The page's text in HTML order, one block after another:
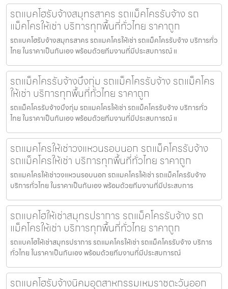
รถแบคโฮรับจ้างสมุทรสาคร รถแม็คโครรับจ้าง รถ
แม็คโครให้เช่า บริการทุกพื้นที่ทั่วไทย ราคาถูก
รถแบคโฮรับจ้างสมุทรสาคร รถแมคโครให้เช่า รถแม็คโครรับจ้าง บริการทั่ว
ไทย ในราคาเป็นกันเอง พร้อมด้วยทีมงานที่มีประสบการณ์ แ
รถแม็คโครรับจ้างบึงกุ่ม รถแม็คโครรับจ้าง รถแม็คโคร
ให้เช่า บริการทุกพื้นที่ทั่วไทย ราคาถูก
รถแม็คโครรับจ้างบึงกุ่ม รถแมคโครให้เช่า รถแม็คโครรับจ้าง บริการทั่ว
ไทย ในราคาเป็นกันเอง พร้อมด้วยทีมงานที่มีประสบการณ์ แ
รถแมคโครให้เช่าวงแหวนรอบนอก รถแม็คโครรับจ้าง
รถแม็คโครให้เช่า บริการทุกพื้นที่ทั่วไทย ราคาถูก
รถแมคโครให้เช่าวงแหวนรอบนอก รถแมคโครให้เช่า รถแม็คโครรับจ้าง
บริการทั่วไทย ในราคาเป็นกันเอง พร้อมด้วยทีมงานที่มีประสบการ
รถแบคโฮให้เช่าสมุทรปราการ รถแม็คโครรับจ้าง รถ
แม็คโครให้เช่า บริการทุกพื้นที่ทั่วไทย ราคาถูก
รถแบคโฮให้เช่าสมุทรปราการ รถแมคโครให้เช่า รถแม็คโครรับจ้าง บริการ
ทั่วไทย ในราคาเป็นกันเอง พร้อมด้วยทีมงานที่มีประสบการณ์
รถแบคโฮรับจ้างนิคมอุตสาหกรรมเหมราชตะวันออก